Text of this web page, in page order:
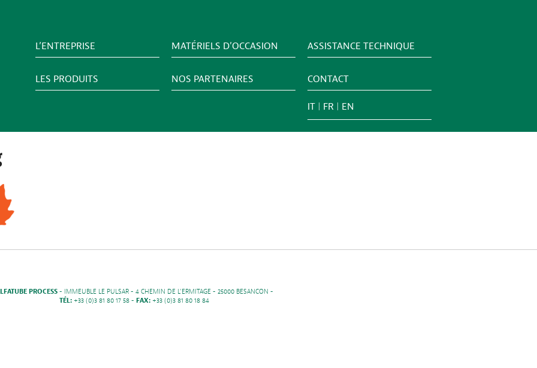
L’ENTREPRISE MATÉRIELS D’OCCASION ASSISTANCE TECHNIQUE
LES PRODUITS NOS PARTENAIRES CONTACT
IT FR EN
PROCESS- IMMEUBLE LE PULSAR - 4 CHEMIN DE L'ERMITAGE - 25000 BESANCON -
TÉL: +33 (0)3 81 80 17 58 - FAX: +33 (0)3 81 80 18 84